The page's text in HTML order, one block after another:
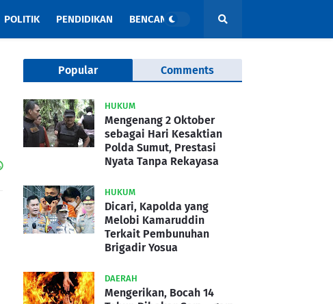
POLITIK PENDIDIKAN BENCANA
Popular Comments
HUKUM
Mengenang 2 Oktober
sebagai Hari Kesaktian
Polda Sumut, Prestasi
Nyata Tanpa Rekayasa
HUKUM
Dicari, Kapolda yang
Melobi Kamaruddin
Terkait Pembunuhan
Brigadir Yosua
DAERAH
Mengerikan, Bocah 14